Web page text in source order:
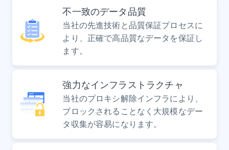
不一致のデータ品質
当社の先進技術と品質保証プロセスに
より、正確で高品質なデータを保証し
ます。
強力なインフラストラクチャ
当社のプロキシ解除インフラにより、
ブロックされることなく大規模なデー
タ収集が容易になります。